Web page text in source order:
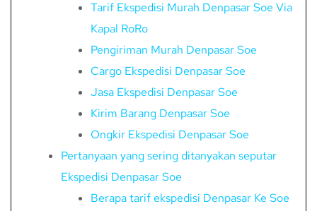
Tarif Ekspedisi Murah Denpasar Soe Via
Kapal RoRo
Pengiriman Murah Denpasar Soe
Cargo Ekspedisi Denpasar Soe
Jasa Ekspedisi Denpasar Soe
Kirim Barang Denpasar Soe
Ongkir Ekspedisi Denpasar Soe
Pertanyaan yang sering ditanyakan seputar
Ekspedisi Denpasar Soe
Berapa tarif ekspedisi Denpasar Ke Soe